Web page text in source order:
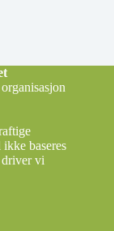
baseres
driver vi